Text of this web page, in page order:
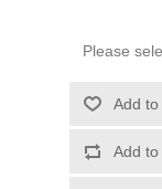
Please
Add to
Add